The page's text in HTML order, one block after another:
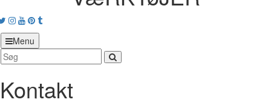
Twitter
Instagram
Youtube
Pinterest
tumblr
Menu
Kontakt